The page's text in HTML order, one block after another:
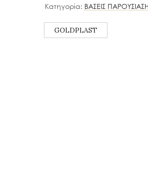
Κατηγορία: ΒΑΣΕΙΣ
GOLDPLAST